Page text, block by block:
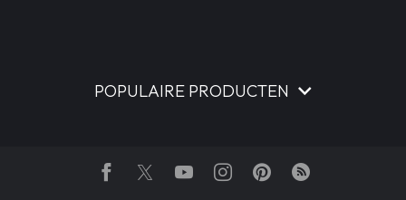
POPULAIRE PRODUCTEN